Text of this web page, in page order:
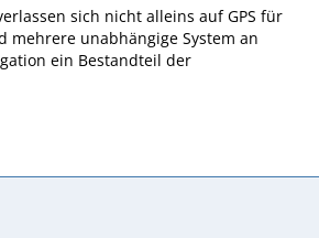
sich nicht alleins auf GPS für
mehrere unabhängige System an
ein Bestandteil der